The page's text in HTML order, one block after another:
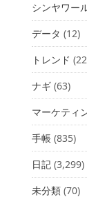
シンヤワー
データ (12)
トレンド
ナギ (63)
マーケティ
手帳 (835)
日記 (3,299)
未分類 (70)